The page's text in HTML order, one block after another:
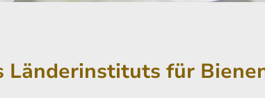
Länderinstituts für